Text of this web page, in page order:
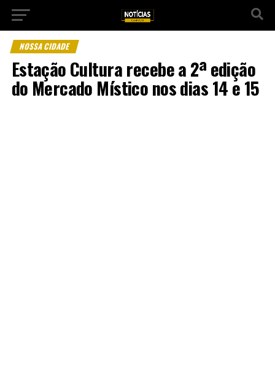
NOSSA CIDADE
Estação Cultura recebe a 2ª edição
do Mercado Místico nos dias 14 e 15